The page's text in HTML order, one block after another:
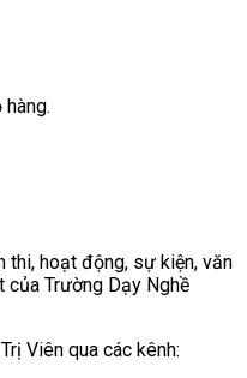
thi, hoạt động, sự kiện, văn
của Trường Dạy Nghề
Viên qua các kênh: